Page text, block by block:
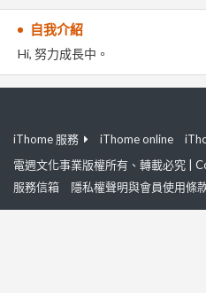
自我介紹
Hi, 努力成長中。
iThome 服務 iThome online
電週文化事業版權所有、轉載必究 |
服務信箱
隱私權聲明與會員使用條